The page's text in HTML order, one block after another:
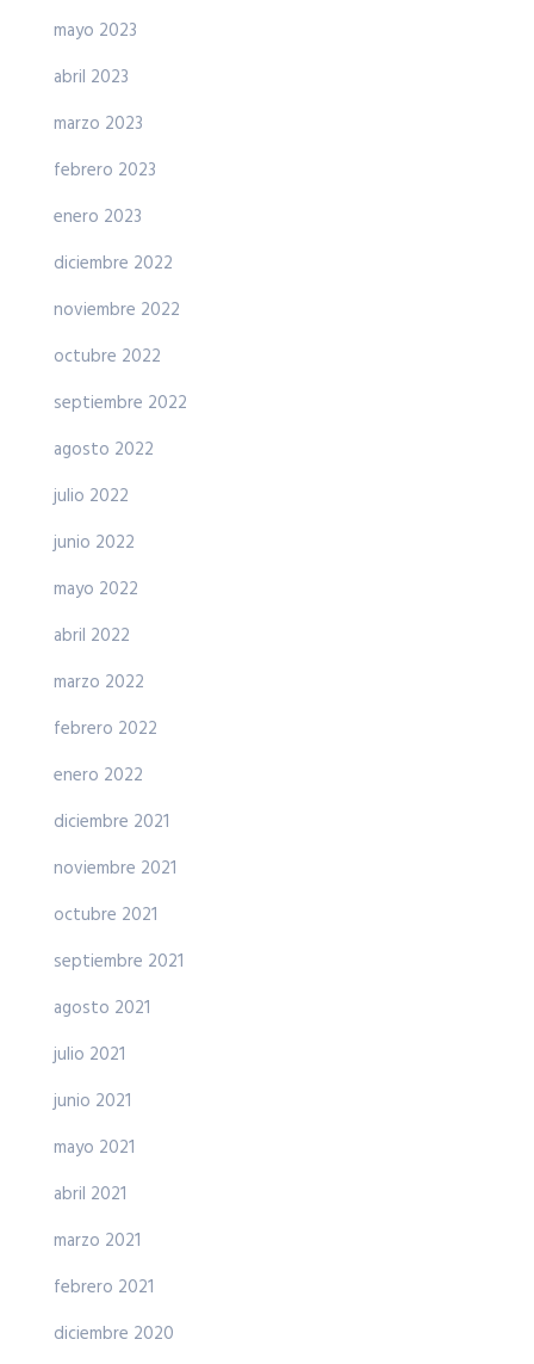
mayo 2023
abril 2023
marzo 2023
febrero 2023
enero 2023
diciembre 2022
noviembre 2022
octubre 2022
septiembre 2022
agosto 2022
julio 2022
junio 2022
mayo 2022
abril 2022
marzo 2022
febrero 2022
enero 2022
diciembre 2021
noviembre 2021
octubre 2021
septiembre 2021
agosto 2021
julio 2021
junio 2021
mayo 2021
abril 2021
marzo 2021
febrero 2021
diciembre 2020